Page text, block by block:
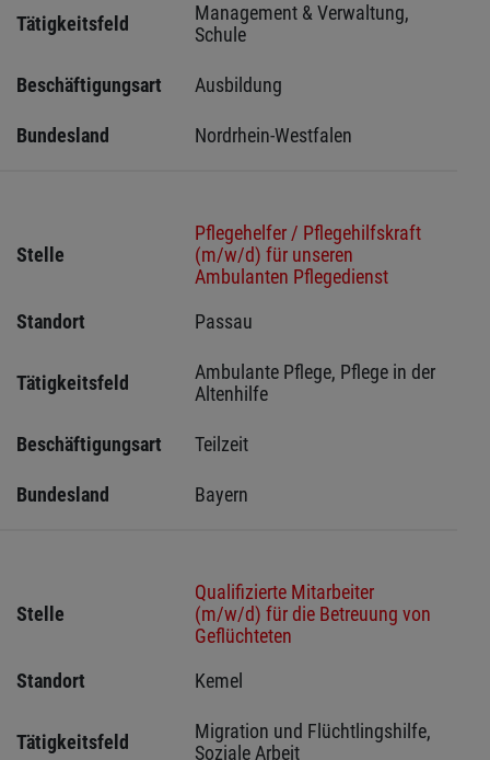
Tätigkeitsfeld
Management & Verwaltung,
Schule
Beschäftigungsart Ausbildung
Bundesland Nordrhein-Westfalen
Stelle
Pflegehelfer / Pflegehilfskraft
(m/w/d) für unseren
Ambulanten Pflegedienst
Standort
Passau
Tätigkeitsfeld
Ambulante Pflege, Pflege in der
Altenhilfe
Beschäftigungsart Teilzeit
Bundesland Bayern
Stelle
Qualifizierte Mitarbeiter
(m/w/d) für die Betreuung von
Geflüchteten
Standort
Kemel
Tätigkeitsfeld
Migration und Flüchtlingshilfe,
Soziale Arbeit